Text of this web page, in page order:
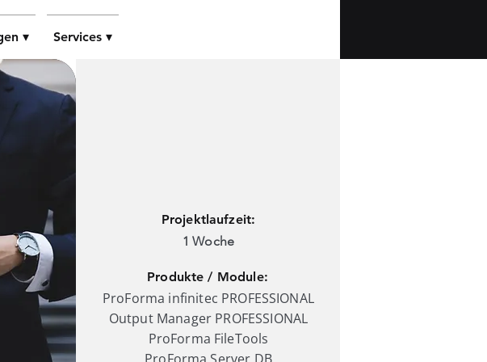
▾ Services ▾
Projektlaufzeit:
1 Woche
Produkte / Module:
ProForma infinitec PROFESSIONAL
Output Manager PROFESSIONAL
ProForma FileTools